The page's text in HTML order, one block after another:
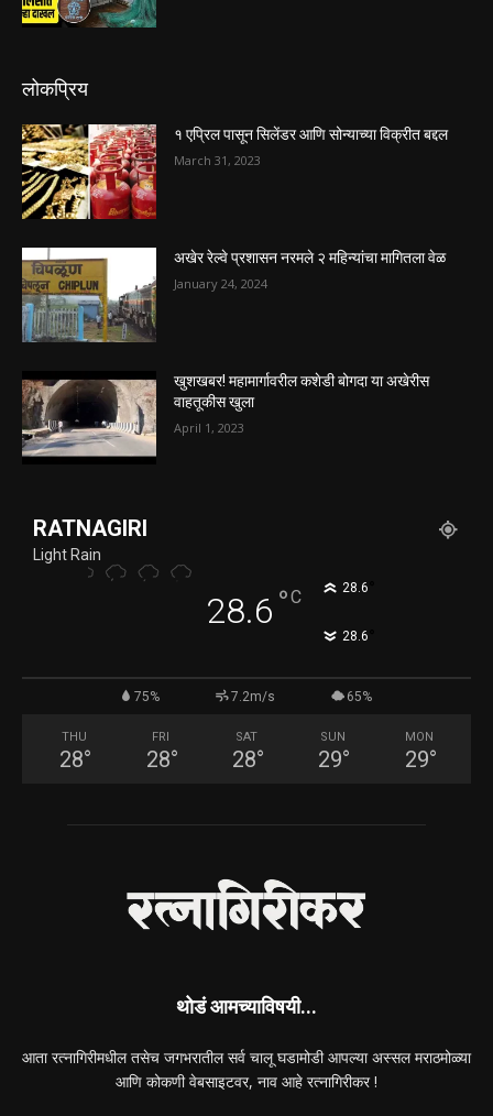
लोकप्रिय
१ एप्रिल पासून सिलेंडर आणि सोन्याच्या विक्रीत बद्दल
March 31, 2023
अखेर रेल्वे प्रशासन नरमले २ महिन्यांचा मागितला वेळ
January 24, 2024
खुशखबर! महामार्गावरील कशेडी बोगदा या अखेरीस
वाहतूकीस खुला
April 1, 2023
RATNAGIRI
Light Rain
28.6 °C 28.6
28.6
75% 7.2m/s 65%
THU
28°
FRI
28°
SAT
28°
SUN
29°
MON
29°
थोडं आमच्याविषयी...
आता रत्नागिरीमधील तसेच जगभरातील सर्व चालू घडामोडी आपल्या अस्सल मराठमोळ्या
आणि कोकणी वेबसाइटवर, नाव आहे रत्नागिरीकर !